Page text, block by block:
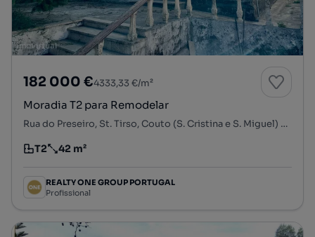
182 000 €4333,33 €/m²
Moradia T2 para Remodelar
Rua do Preseiro, St. Tirso, Couto (S. Cristina e S. Miguel) e Burgães, Santo Tirso, Porto
Tipologia
T2
Preço por metro quadrado
42 m²
REALTY ONE GROUP PORTUGAL
Profissional